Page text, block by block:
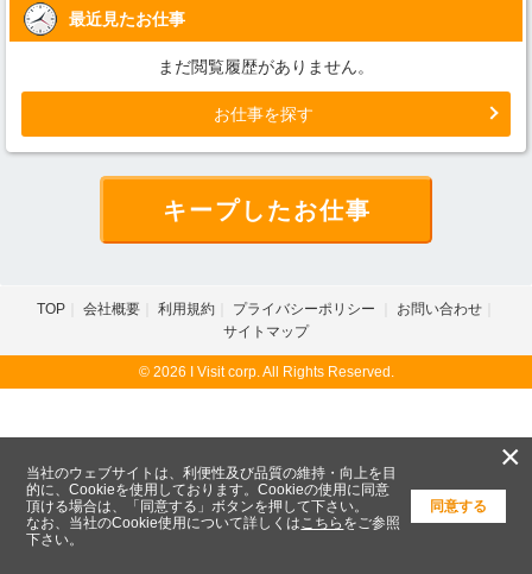
最近見たお仕事
まだ閲覧履歴がありません。
お仕事を探す
キープしたお仕事
TOP 会社概要 利用規約 プライバシーポリシー
お問い合わせ
サイトマップ
© 2026 I Visit corp. All Rights Reserved.
×
当社のウェブサイトは、利便性及び品質の維持・向上を目
的に、Cookieを使用しております。Cookieの使用に同意
頂ける場合は、「同意する」ボタンを押して下さい。
なお、当社のCookie使用について詳しくは こちら をご参照
下さい。
同意する